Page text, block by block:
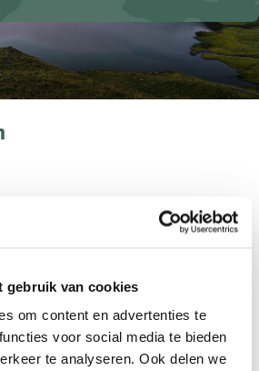
gebruik van cookies
om content en advertenties te
voor social media te bieden
te analyseren. Ook delen we